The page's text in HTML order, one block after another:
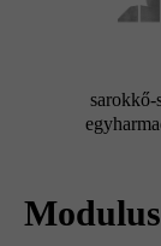
sarokkő-